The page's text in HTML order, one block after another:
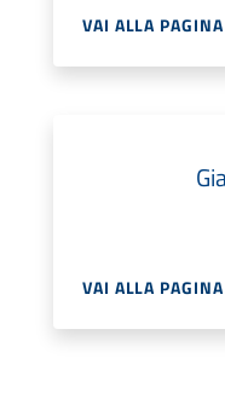
VAI ALLA PAGINA
VAI ALLA PAGINA